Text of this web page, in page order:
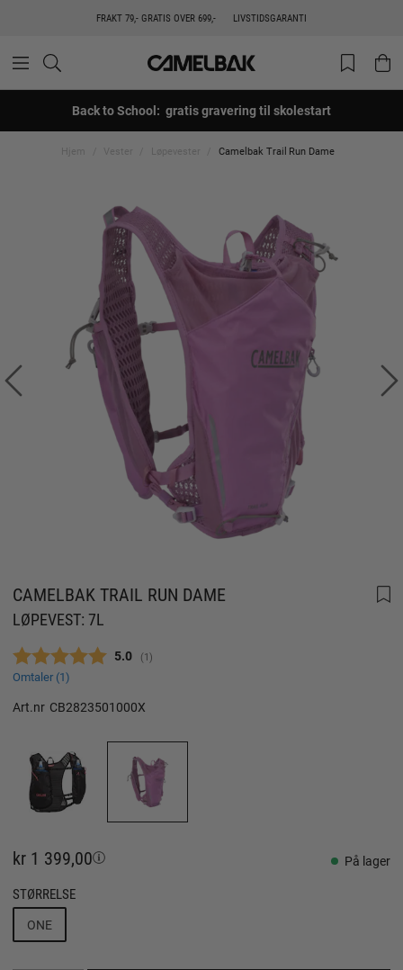
FRAKT 79,- GRATIS OVER 699,- LIVSTIDSGARANTI
Back to School: gratis gravering til skolestart
Hjem Vester Løpevester Camelbak Trail Run Dame
CAMELBAK TRAIL RUN DAME
LØPEVEST: 7L
Gjennomsnittskarakter:
5.0 (stemmer:
1)
Omtaler (1)
Art.nr CB2823501000X
kr 1 399,00 På lager
STØRRELSE
ONE